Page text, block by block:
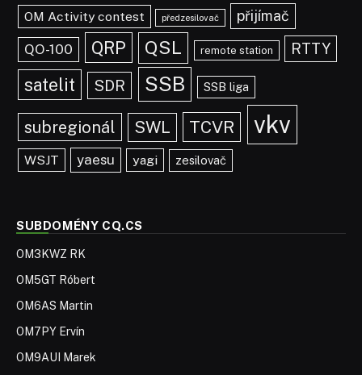
OM Activity contest
předzesilovač přijímač
QO-100 QRP QSL remote station RTTY
satelit SDR SSB SSB liga
subregionál SWL TCVR vkv
WSJT yaesu yagi zesilovač
SUBDOMÉNY CQ.CS
OM3KWZ RK
OM5GT Róbert
OM6AS Martin
OM7PY Ervín
OM9AUI Marek